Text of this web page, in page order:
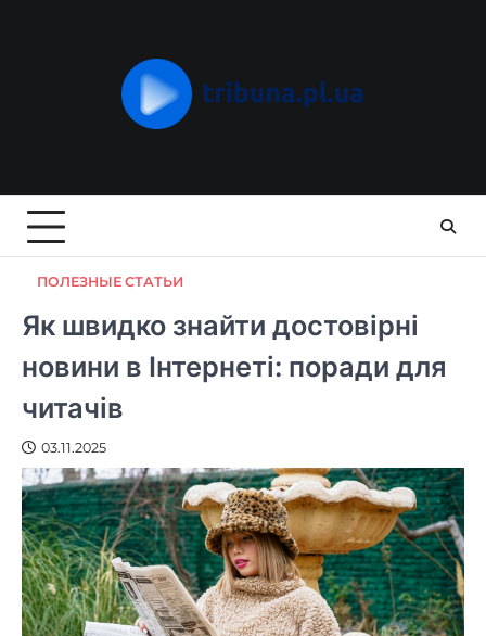
ПОЛЕЗНЫЕ СТАТЬИ
Як швидко знайти достовірні
новини в Інтернеті: поради для
читачів
03.11.2025